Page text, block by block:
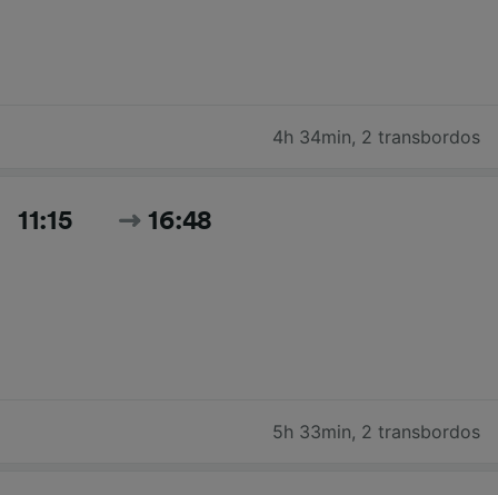
4h 34min, 2 transbordos
11:15 16:48
5h 33min, 2 transbordos